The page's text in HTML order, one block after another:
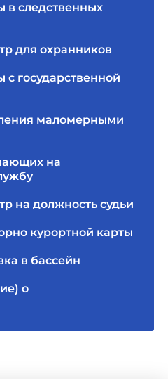
в следственных
для охранников
государственной
маломерными
на
на должность судьи
курортной карты
в бассейн
о